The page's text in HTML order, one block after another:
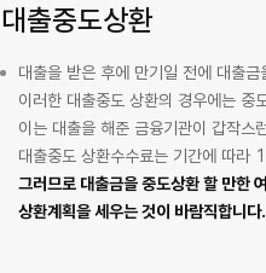
대출중도상환
대출을 받은 후에 만기일 전에 대출
이러한 대출중도 상환의 경우에는 중
이는 대출을 해준 금융기관이 갑작스
대출중도 상환수수료는 기간에 따라
그러므로 대출금을 중도상환 할 만한
상환계획을 세우는 것이 바람직합니다.